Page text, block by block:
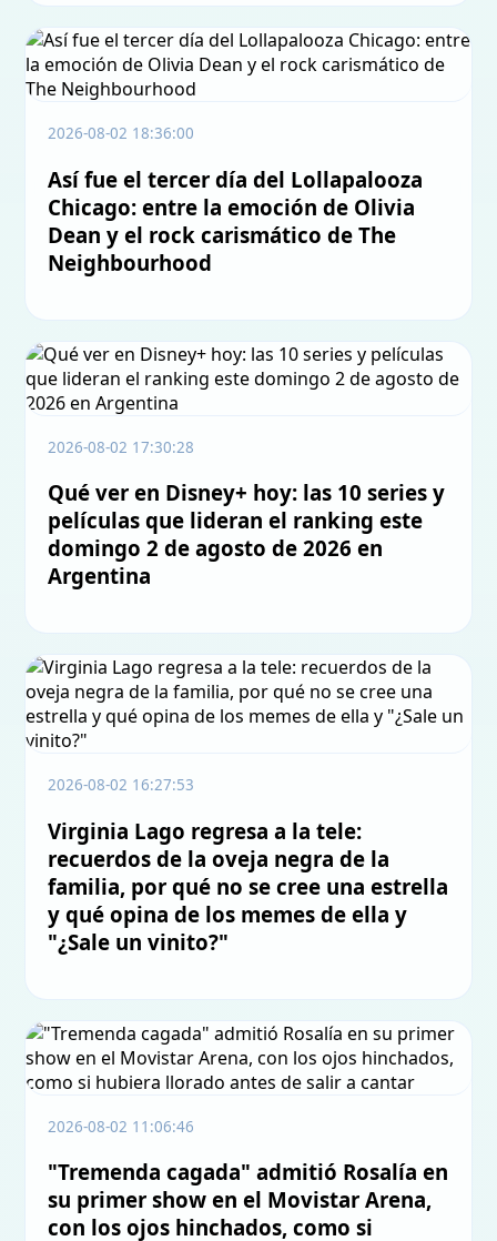
2026-08-02 18:36:00
Así fue el tercer día del Lollapalooza
Chicago: entre la emoción de Olivia
Dean y el rock carismático de The
Neighbourhood
2026-08-02 17:30:28
Qué ver en Disney+ hoy: las 10 series y
películas que lideran el ranking este
domingo 2 de agosto de 2026 en
Argentina
2026-08-02 16:27:53
Virginia Lago regresa a la tele:
recuerdos de la oveja negra de la
familia, por qué no se cree una estrella
y qué opina de los memes de ella y
"¿Sale un vinito?"
2026-08-02 11:06:46
"Tremenda cagada" admitió Rosalía en
su primer show en el Movistar Arena,
con los ojos hinchados, como si